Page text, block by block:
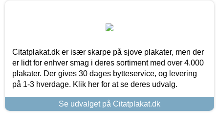
Citatplakat.dk er især skarpe på sjove plakater, men der
er lidt for enhver smag i deres sortiment med over 4.000
plakater. Der gives 30 dages bytteservice, og levering
på 1-3 hverdage. Klik her for at se deres udvalg.
Se udvalget på Citatplakat.dk